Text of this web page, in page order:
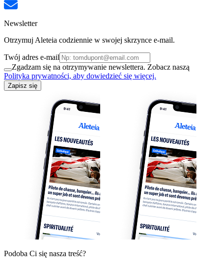
Newsletter
Otrzymuj Aleteia codziennie w swojej skrzynce e-mail.
Twój adres e-mail
Zgadzam się na otrzymywanie newslettera. Zobacz naszą
Polityka prywatności, aby dowiedzieć się więcej.
Zapisz się
Podoba Ci się nasza treść?